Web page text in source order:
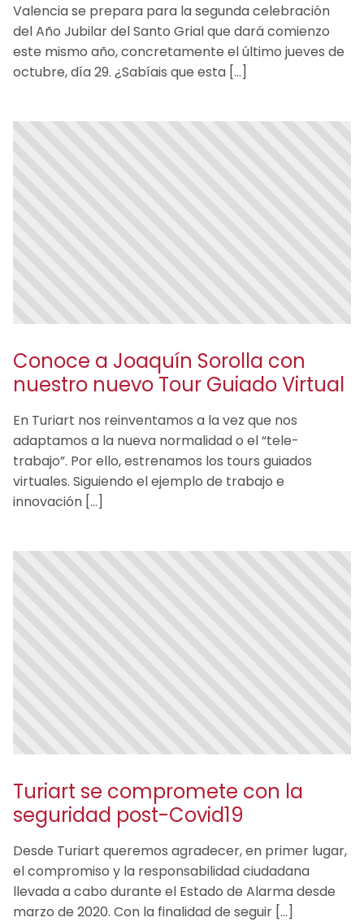
Valencia se prepara para la segunda celebración
del Año Jubilar del Santo Grial que dará comienzo
este mismo año, concretamente el último jueves de
octubre, día 29. ¿Sabíais que esta […]
Conoce a Joaquín Sorolla con
nuestro nuevo Tour Guiado Virtual
En Turiart nos reinventamos a la vez que nos
adaptamos a la nueva normalidad o el “tele-
trabajo”. Por ello, estrenamos los tours guiados
virtuales. Siguiendo el ejemplo de trabajo e
innovación […]
Turiart se compromete con la
seguridad post-Covid19
Desde Turiart queremos agradecer, en primer lugar,
el compromiso y la responsabilidad ciudadana
llevada a cabo durante el Estado de Alarma desde
marzo de 2020. Con la finalidad de seguir […]